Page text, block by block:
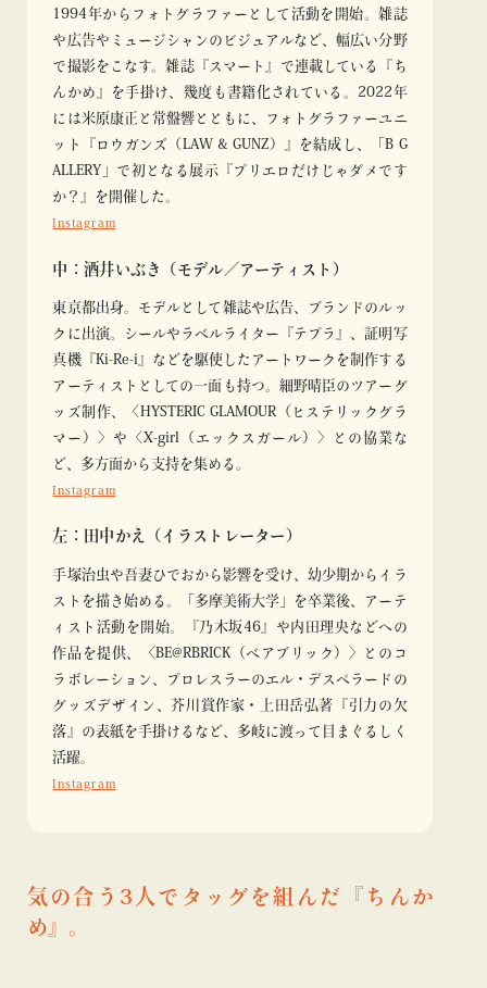
1994年からフォトグラファーとして活動を開始。雑誌
や広告やミュージシャンのビジュアルなど、幅広い分野
で撮影をこなす。雑誌『スマート』で連載している『ち
んかめ』を手掛け、幾度も書籍化されている。2022年
には米原康正と常盤響とともに、フォトグラファーユニ
ット『ロウガンズ（LAW & GUNZ）』を結成し、「B G
ALLERY」で初となる展示『プリエロだけじゃダメです
か？』を開催した。
Instagram
中：酒井いぶき（モデル／アーティスト）
東京都出身。モデルとして雑誌や広告、ブランドのルッ
クに出演。シールやラベルライター『テプラ』、証明写
真機『Ki-Re-i』などを駆使したアートワークを制作する
アーティストとしての一面も持つ。細野晴臣のツアーグ
ッズ制作、〈HYSTERIC GLAMOUR（ヒステリックグラ
マー）〉や〈X-girl（エックスガール）〉との協業な
ど、多方面から支持を集める。
Instagram
左：田中かえ（イラストレーター）
手塚治虫や吾妻ひでおから影響を受け、幼少期からイラ
ストを描き始める。「多摩美術大学」を卒業後、アーテ
ィスト活動を開始。『乃木坂46』や内田理央などへの
作品を提供、〈BE@RBRICK（ベアブリック）〉とのコ
ラボレーション、プロレスラーのエル・デスペラードの
グッズデザイン、芥川賞作家・上田岳弘著『引力の欠
落』の表紙を手掛けるなど、多岐に渡って目まぐるしく
活躍。
Instagram
気の合う3人でタッグを組んだ『ちんか
め』。